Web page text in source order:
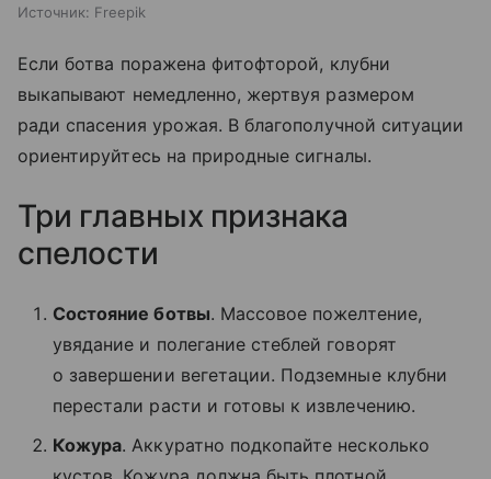
Источник: Freepik
Если ботва поражена фитофторой, клубни
выкапывают немедленно, жертвуя размером
ради спасения урожая. В благополучной ситуации
ориентируйтесь на природные сигналы.
Три главных признака
спелости
Состояние ботвы. Массовое пожелтение,
увядание и полегание стеблей говорят
о завершении вегетации. Подземные клубни
перестали расти и готовы к извлечению.
Кожура. Аккуратно подкопайте несколько